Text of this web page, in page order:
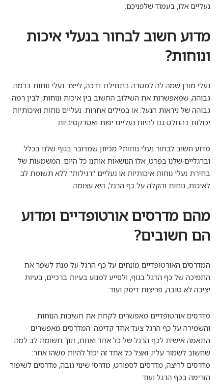
נעליים אלו, בעמוד שלפניכם.
מדוע חשוב לבחור בנעלי איכות
ונוחות?
נעלי מורן שמה לה למטרה בתחילת דרכה, לייצר נעלי נוחות ברמה
גבוהה, שמאפשרות את השילוב החשוב בין איכות ונוחות, לבין רמה
גבוהה של ניראות הנעל. או במילים אחרות: נעליים נוחות ואיכותיות
יכולות בהחלט גם להיות נעליים יפות ואטרקטיביות.
מדוע חשוב לבחור נעלי נוחות? מכיוון שמדובר בגוף שלנו בכלל
וברגליים שלנו בפרט, אלו הנושאות אותנו כל היום. המשמעות של
בחירת נעלי נוחות איכותיות או נעליים "רגילות" ללא תשומת לב
לאיכות, נוחות והקלה על כף הרגל, היא עצומה.
מהם מדרסים אורטופדיים ומדוע
הם חשובים?
המדרסים האורטופדיים מונחים על כף הרגל על מנת לשפר את
התמיכה של כף הרגל בגוף, ולסייע למנוע בעיות ברכיים, בעיות
יציבה לא טובה, פריצות דיסק ועוד.
מדרסים אורטופדיים מאפשרים לקחת את חשיבות הנוחות
והשמירה על כף הרגל צעד אחד קדימה. המדרסים מאפשרים
התאמה אישית לכף הרגל של כל אחד ואחת, תוך תשומת לב למה
שחשוב לשמור עליו, ואצל כל אחד זה יכול להיות משהו אחר:
מדרסים לריצה, מדרסים לספורט, מדרסי שינוי גובה, מדרסים לשיפור
הזרימה בכף הרגל ועוד